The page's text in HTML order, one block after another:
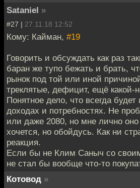
Sataniel »
#27 | 27.11.18 12:52
Кому: Кайман, #19
Говорить и обсуждать как раз
баран же тупо бежать и брать,
рынок под той или иной
треклятые, дефицит, ещё какой-
Понятное дело, что всегда будет
доходах и потребностях. Не
или даже 2080, но мне лично оно
хочется, но обойдусь. Как ни
реакция.
Если бы не Клим Саныч со
не стал бы вообще что-то
Котовод »